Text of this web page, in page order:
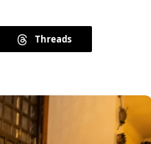
Threads